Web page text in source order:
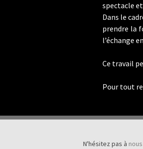
spectacle
Dans le
prendre la
l’échange
Ce travail
Pour tout
N'hésitez pas à